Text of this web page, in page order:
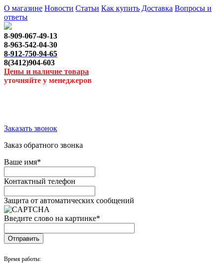
О магазине Новости Статьи Как купить Доставка Вопросы и
ответы
8-909-067-49-13
8-963-542-04-30
8-912-750-94-65
8(3412)904-603
Цены и наличие товара
уточняйте у менеджеров
Заказать звонок
Заказ обратного звонка
Ваше имя*
Контактный телефон
Защита от автоматических сообщений
Введите слово на картинке*
Время работы: